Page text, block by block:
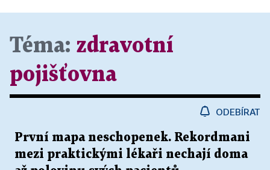
Téma: zdravotní
pojišťovna
ODEBÍRAT
První mapa neschopenek. Rekordmani
mezi praktickými lékaři nechají doma